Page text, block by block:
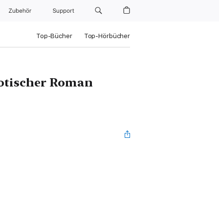
Zubehör Support
Top-Bücher Top-Hörbücher
Roman